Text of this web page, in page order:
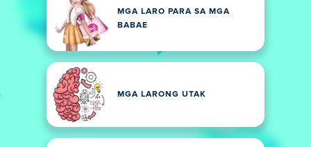
MGA LARO PARA SA MGA
BABAE
MGA LARONG UTAK